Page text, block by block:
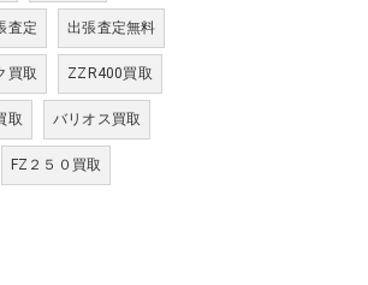
査定 出張査定無料
買取 ZZR400買取
取 バリオス買取
FZ２５０買取